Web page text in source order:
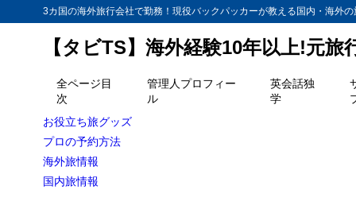
3カ国の海外旅行会社で勤務！現役バックパッカーが教える国内・海外
【タビTS】海外経験10年以上!元旅
全ページ目
次
お役立ち旅グッズ
プロの予約方法
海外旅情報
国内旅情報
管理人プロフィー
ル
英会話独
学
目次
パタヤ移
バンコク
元テレビ